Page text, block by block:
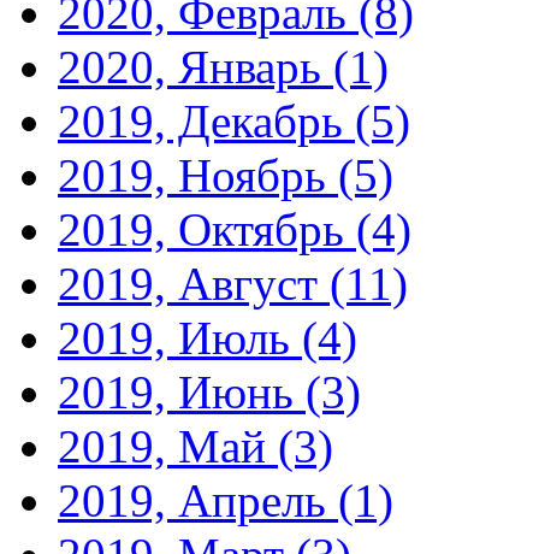
2020, Февраль (8)
2020, Январь (1)
2019, Декабрь (5)
2019, Ноябрь (5)
2019, Октябрь (4)
2019, Август (11)
2019, Июль (4)
2019, Июнь (3)
2019, Май (3)
2019, Апрель (1)